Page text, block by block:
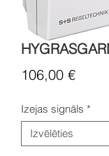
106,00 €Cena
Izejas signāls *